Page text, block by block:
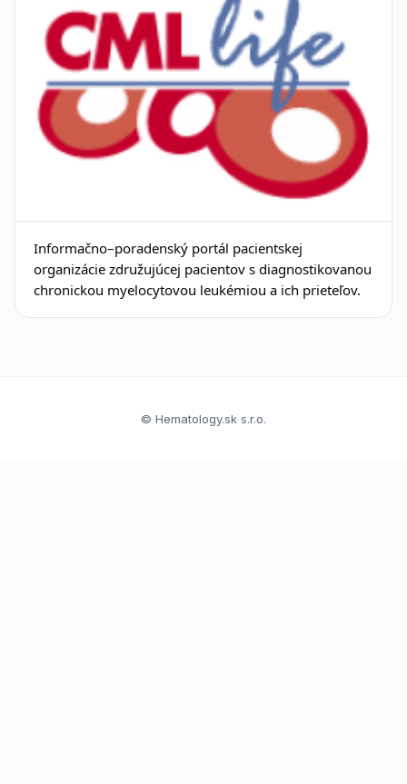
Informačno–poradenský portál pacientskej
organizácie združujúcej pacientov s diagnostikovanou
chronickou myelocytovou leukémiou a ich prieteľov.
© Hematology.sk s.r.o.